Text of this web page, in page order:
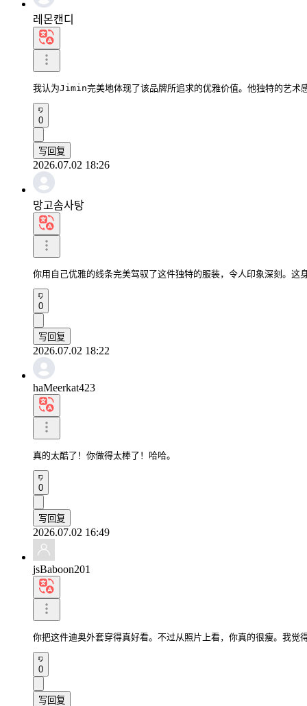
레몬캔디
我认为Jimin完美地体现了该品牌所追求的优雅价值。他独特的艺术
0
写回复
2026.07.02 18:26
망고솜사탕
你用自己优雅的线条完美驾驭了这件独特的服装，令人印象深刻。这
0
写回复
2026.07.02 18:22
haMeerkat423
真的太酷了！你做得太棒了！哈哈。
0
写回复
2026.07.02 16:49
jsBaboon201
你把这件迪奥外套穿得真好看。不过从照片上看，你真的很瘦。我觉
0
写回复